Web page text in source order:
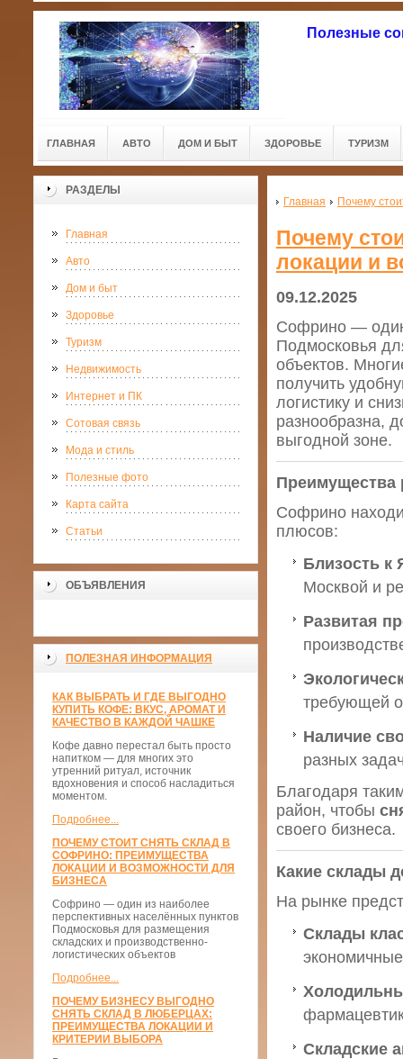
Полезные
ГЛАВНАЯ АВТО ДОМ И БЫТ ЗДОРОВЬЕ ТУРИЗМ
РАЗДЕЛЫ
Главная
Авто
Дом и быт
Здоровье
Туризм
Недвижимость
Интернет и ПК
Сотовая связь
Мода и стиль
Полезные фото
Карта сайта
Статьи
ОБЪЯВЛЕНИЯ
ПОЛЕЗНАЯ ИНФОРМАЦИЯ
КАК ВЫБРАТЬ И ГДЕ ВЫГОДНО
КУПИТЬ КОФЕ: ВКУС, АРОМАТ И
КАЧЕСТВО В КАЖДОЙ ЧАШКЕ
Кофе давно перестал быть просто
напитком — для многих это
утренний ритуал, источник
вдохновения и способ насладиться
моментом.
Подробнее...
ПОЧЕМУ СТОИТ СНЯТЬ СКЛАД В
СОФРИНО: ПРЕИМУЩЕСТВА
ЛОКАЦИИ И ВОЗМОЖНОСТИ ДЛЯ
БИЗНЕСА
Софрино — один из наиболее
перспективных населённых пунктов
Подмосковья для размещения
складских и производственно-
логистических объектов
Подробнее...
ПОЧЕМУ БИЗНЕСУ ВЫГОДНО
СНЯТЬ СКЛАД В ЛЮБЕРЦАХ:
ПРЕИМУЩЕСТВА ЛОКАЦИИ И
КРИТЕРИИ ВЫБОРА
Главная Почему
Почему
локации и
09.12.2025
Софрино — один
Подмосковья
объектов.
получить
логистику и
разнообразна,
выгодной зоне.
Софрино
плюсов:
Близость к
Москвой и
Развитая
требующей
Наличие
разных
Благодаря
район, чтобы
своего бизнеса.
Какие склады
На рынке
Склады
Складские